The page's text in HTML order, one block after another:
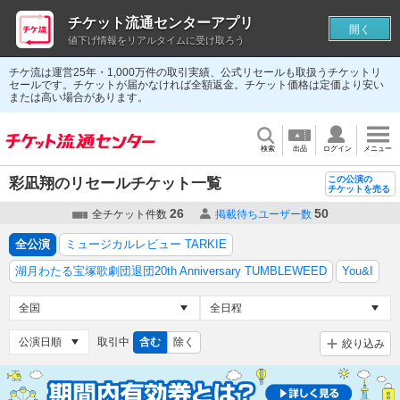
チケ流は運営25年・1,000万件の取引実績、公式リセールも取扱うチケットリ
セールです。チケットが届かなければ全額返金。チケット価格は定価より安い
または高い場合があります。
検索 出品 ログイン メニュー
彩凪翔のリセールチケット一覧
この公演の
チケットを売る
全チケット件数 26 掲載待ちユーザー数 50
全公演
ミュージカルレビュー TARKIE
湖月わたる宝塚歌劇団退団20th Anniversary TUMBLEWEED
You&I
取引中 含む 除く 絞り込み
チケット流通センターアプリ
値下げ情報をリアルタイムに受け取ろう
開く